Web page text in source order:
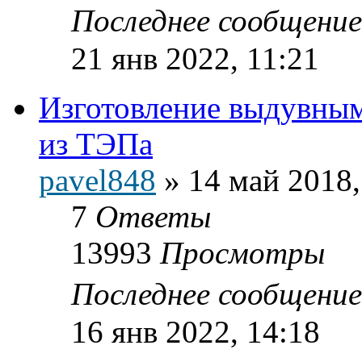
Последнее
21 янв 2022, 11:21
Изготовление
из ТЭПа
pavel848 » 14 май
7 Ответы
13993 Просмотры
Последнее
16 янв 2022, 14:18